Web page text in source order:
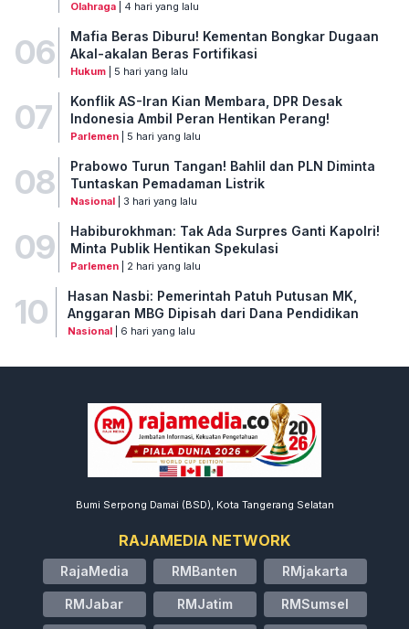
Olahraga| 4 hari yang lalu
06
Mafia Beras Diburu! Kementan Bongkar Dugaan
Akal-akalan Beras Fortifikasi
Hukum| 5 hari yang lalu
07
Konflik AS-Iran Kian Membara, DPR Desak
Indonesia Ambil Peran Hentikan Perang!
Parlemen| 5 hari yang lalu
08
Prabowo Turun Tangan! Bahlil dan PLN Diminta
Tuntaskan Pemadaman Listrik
Nasional| 3 hari yang lalu
09
Habiburokhman: Tak Ada Surpres Ganti Kapolri!
Minta Publik Hentikan Spekulasi
Parlemen| 2 hari yang lalu
10
Hasan Nasbi: Pemerintah Patuh Putusan MK,
Anggaran MBG Dipisah dari Dana Pendidikan
Nasional| 6 hari yang lalu
Bumi Serpong Damai (BSD), Kota Tangerang Selatan
RAJAMEDIA NETWORK
RajaMedia RMBanten RMjakarta
RMJabar RMJatim RMSumsel